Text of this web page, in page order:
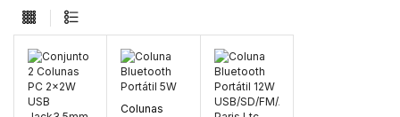
Colunas